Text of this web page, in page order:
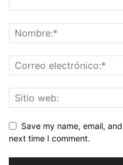
Save my name, email,
next time I comment.